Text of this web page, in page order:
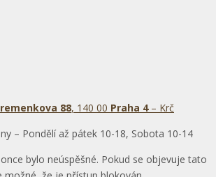
88, 140 00 Praha 4– Krč
– Pondělí až pátek 10-18, Sobota 10-14
bylo neúspěšné. Pokud se objevuje tato